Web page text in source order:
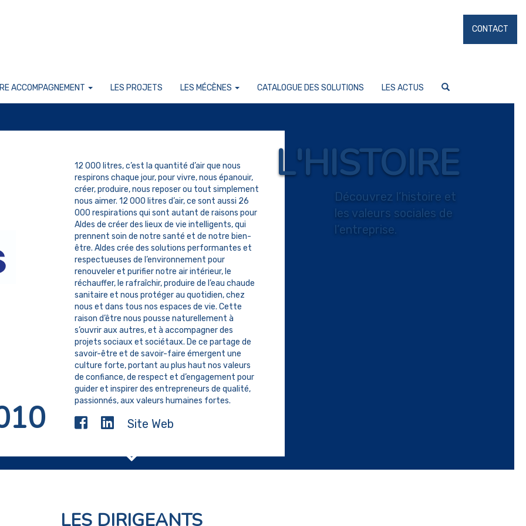
CONTACT
ACCOMPAGNEMENT LES PROJETS LES MÉCÈNES CATALOGUE DES SOLUTIONS LES ACTUS
12 000 litres, c’est la quantité d’air que nous
respirons chaque jour, pour vivre, nous épanouir,
créer, produire, nous reposer ou tout simplement
nous aimer. 12 000 litres d’air, ce sont aussi 26
000 respirations qui sont autant de raisons pour
Aldes de créer des lieux de vie intelligents, qui
prennent soin de notre santé et de notre bien-
être. Aldes crée des solutions performantes et
respectueuses de l’environnement pour
renouveler et purifier notre air intérieur, le
réchauffer, le rafraîchir, produire de l’eau chaude
sanitaire et nous protéger au quotidien, chez
nous et dans tous nos espaces de vie. Cette
raison d’être nous pousse naturellement à
s’ouvrir aux autres, et à accompagner des
projets sociaux et sociétaux. De ce partage de
savoir-être et de savoir-faire émergent une
culture forte, portant au plus haut nos valeurs
de confiance, de respect et d’engagement pour
guider et inspirer des entrepreneurs de qualité,
passionnés, aux valeurs humaines fortes.
Site Web
L'HISTOIRE
Découvrez l’histoire et
les valeurs sociales de
l’entreprise.
LES DIRIGEANTS